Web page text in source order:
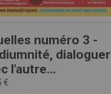
numéro 3 -
dialoguer
l'autre...
€